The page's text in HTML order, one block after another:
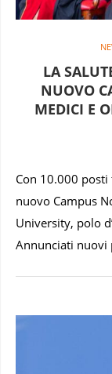
LA
NUOVO
MEDICI E
Con 10.000 posti
nuovo Campus
University, polo
Annunciati nuovi